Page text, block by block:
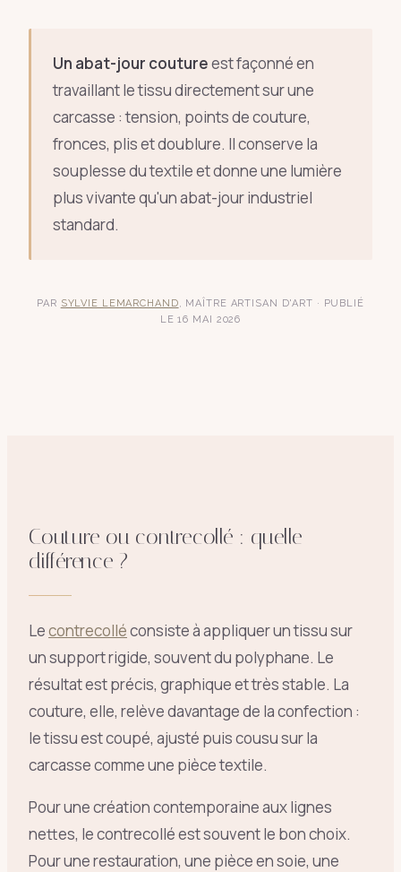
Un abat-jour coutureest façonné en
travaillant le tissu directement sur une
carcasse : tension, points de couture,
fronces, plis et doublure. Il conserve la
souplesse du textile et donne une lumière
plus vivante qu'un abat-jour industriel
standard.
PAR SYLVIE LEMARCHAND, MAÎTRE ARTISAN D'ART · PUBLIÉ
LE 16 MAI 2026
Couture ou contrecollé : quelle
différence ?
Lecontrecolléconsiste à appliquer un tissu sur
un support rigide, souvent du polyphane. Le
résultat est précis, graphique et très stable. La
couture, elle, relève davantage de la confection :
le tissu est coupé, ajusté puis cousu sur la
carcasse comme une pièce textile.
Pour une création contemporaine aux lignes
nettes, le contrecollé est souvent le bon choix.
Pour une restauration, une pièce en soie, une